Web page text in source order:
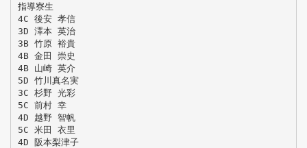
指導寮生
4C 後安 孝信
3D 澤本 英治
3B 竹原 裕貴
4B 金田 崇史
4B 山崎 英介
5D 竹川真名実
3C 杉野 光彩
5C 前村 幸
4D 越野 智帆
5C 米田 衣里
4D 阪本梨津子